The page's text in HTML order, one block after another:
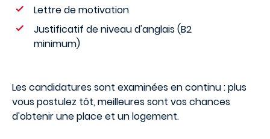
Lettre de motivation
Justificatif de niveau d'anglais (B2
minimum)
Les candidatures sont examinées en continu : plus
vous postulez tôt, meilleures sont vos chances
d'obtenir une place et un logement.